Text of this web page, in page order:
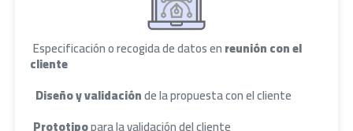
Especificación o recogida de datos enreunión con el
cliente
Diseño y validaciónde la propuesta con el cliente